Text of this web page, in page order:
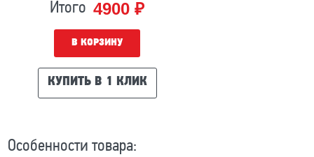
Итого 4900 ₽
В КОРЗИНУ
КУПИТЬ В 1 КЛИК
Особенности товара: